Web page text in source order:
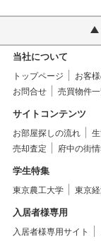
当社について
トップページ お客
お問合せ
売買物件
サイトコンテンツ
お部屋探しの流れ
売却査定
府中の街
学生特集
東京農工大学 東京
入居者様専用
入居者様専用サイト